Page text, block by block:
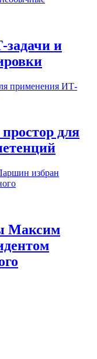
и
для
Максим